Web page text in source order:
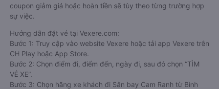
coupon giảm giá hoặc hoàn tiền sẽ tùy theo từng trường hợp
sự việc.
Hướng dẫn đặt vé tại Vexere.com:
Bước 1: Truy cập vào website Vexere hoặc tải app Vexere trên
CH Play hoặc App Store.
Bước 2: Chọn điểm đi, điểm đến, ngày đi, sau đó chọn “TÌM
VÉ XE”.
Bước 3: Chọn hãng xe khách đi Sân bay Cam Ranh từ Bình